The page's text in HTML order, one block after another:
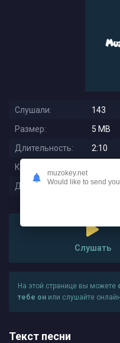
Слушали:
143
Размер:
5 MB
Длительность:
2:10
Качество:
Дата релиза:
2023-
Слушать
На этой странице вы можете
тебе он или слушайте
Текст песни
muzokey.net
Would like to send